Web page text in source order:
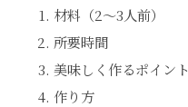
材料（2〜3人前）
所要時間
美味しく作るポイント
作り方